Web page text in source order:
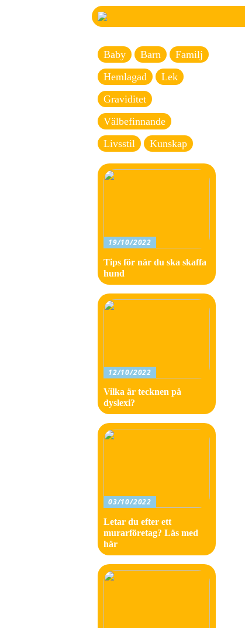
Baby Barn
Familj
Hemlagad
Lek
Graviditet
Välbefinnande
Livsstil
Kunskap
19/10/2022
Tips för när du ska skaffa
hund
12/10/2022
Vilka är tecknen på
dyslexi?
03/10/2022
Letar du efter ett
murarföretag? Läs med
här